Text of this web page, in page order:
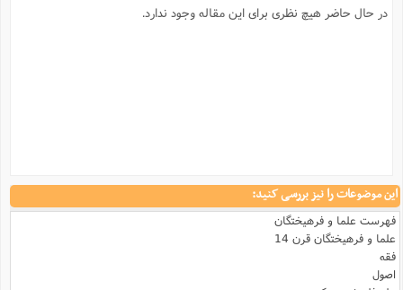
در حال حاضر هیچ نظری برای این مقاله وجود ندارد.
این موضوعات را نیز بررسی کنید:
فهرست علما و فرهیختگان
علما و فرهیختگان قرن 14
فقه
اصول